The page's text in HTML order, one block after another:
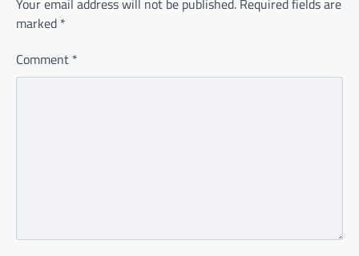
Your email address will not be published. Required fields are
marked *
Comment *